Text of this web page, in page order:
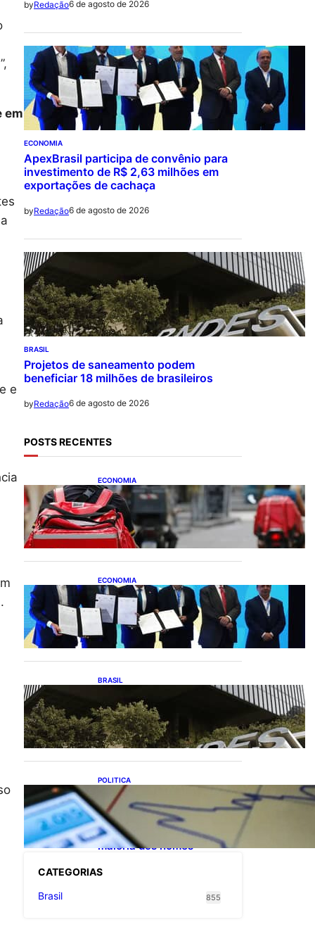
em
e
byRedação6 de agosto de 2026
ECONOMIA
ApexBrasil participa de convênio para
investimento de R$ 2,63 milhões em
exportações de cachaça
byRedação6 de agosto de 2026
BRASIL
Projetos de saneamento podem
beneficiar 18 milhões de brasileiros
byRedação6 de agosto de 2026
POSTS RECENTES
ECONOMIA
CAIXA e iFood facilitam
financiamento de motos e
bicicletas elétricas para
entregadores
ECONOMIA
ApexBrasil participa de
convênio para investimento
de R$ 2,63 milhões em
exportações de cachaça
BRASIL
Projetos de saneamento
podem beneficiar 18
milhões de brasileiros
POLITICA
TCU lista mais de 6 mil
responsáveis com contas
irregulares; Nordeste e
Sudeste concentram
maioria dos nomes
CATEGORIAS
Brasil
855